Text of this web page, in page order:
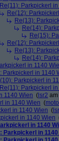
Re(11): Parkpickerl
Re(12):
Re(13):
Re(14):
Re(15):
Re(12):
Re(13):
Re(14):
in 1140
Parkpickerl in 1140
Parkpickerl in
Re(11): Parkpickerl
1140 Wien ( lsr2
in 1140 Wien (
in 1140 Wien (
in 1140 Wien
in 1140
Parkpickerl in 1140